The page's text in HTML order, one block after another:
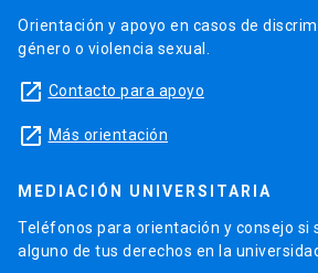
Orientación y apoyo en casos de
género o violencia sexual.
launch Contacto para apoyo
launch Más orientación
MEDIACIÓN UNIVERSITARIA
Teléfonos para orientación y consejo si
alguno de tus derechos en la